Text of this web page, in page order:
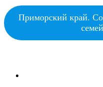
Приморский край.